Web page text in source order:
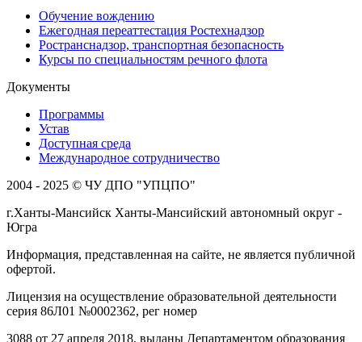
Обучение вождению
Ежегодная переаттестация Ростехнадзор
Ространснадзор, транспортная безопасность
Курсы по специальностям речного флота
Документы
Программы
Устав
Доступная среда
Международное сотрудничество
2004 - 2025 © ЧУ ДПО "УПЦПО"
г.Ханты-Мансийск Ханты-Мансийский автономный округ -
Югра
Информация, представленная на сайте, не является публичной
офертой.
Лицензия на осуществление образовательной деятельности
серия 86Л01 №0002362, рег номер
3088 от 27 апреля 2018, выданы Департаментом образования